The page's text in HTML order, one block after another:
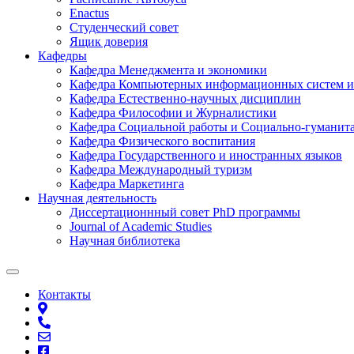
Enactus
Студенческий совет
Ящик доверия
Кафедры
Кафедра Менеджмента и экономики
Кафедра Компьютерных информационных систем и
Кафедра Естественно-научных дисциплин
Кафедра Философии и Журналистики
Кафедра Социальной работы и Социально-
Кафедра Физического воспитания
Кафедра Государственного и иностранных языков
Кафедра Международный туризм
Кафедра Маркетинга
Научная деятельность
Диссертационнный совет PhD программы
Journal of Academic Studies
Научная библиотека
Контакты